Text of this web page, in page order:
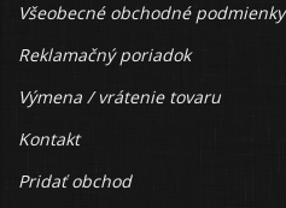
Všeobecné obchodné podmienky
Reklamačný poriadok
Výmena / vrátenie tovaru
Kontakt
Pridať obchod